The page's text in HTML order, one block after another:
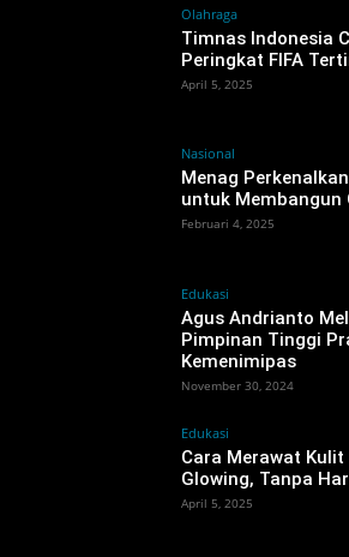
Olahraga
Timnas Indonesia
Peringkat FIFA
April 5, 2025
Nasional
Menag
untuk Membangun
Februari 4, 2025
Edukasi
Agus Andrianto
Pimpinan Tinggi
Kemenimipas
November 30, 2024
Edukasi
Cara Merawat
Glowing, Tanpa
April 5, 2025